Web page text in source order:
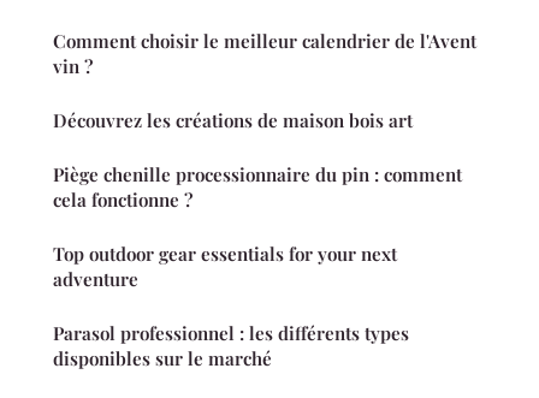
Comment choisir le meilleur calendrier de l'Avent
vin ?
Découvrez les créations de maison bois art
Piège chenille processionnaire du pin : comment
cela fonctionne ?
Top outdoor gear essentials for your next
adventure
Parasol professionnel : les différents types
disponibles sur le marché